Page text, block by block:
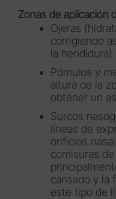
Zonas de aplicación
Ojeras
corrigiendo
la hendidura)
Pómulos y
altura de la
obtener un
Surcos
líneas de
orificios
comisuras
cansado y la
este tipo de